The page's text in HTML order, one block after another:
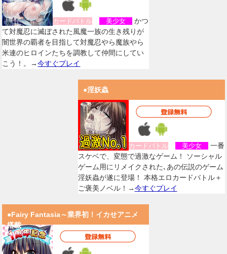
カードバトル 美少女
かつ
て対魔忍に滅ぼされた風魔一族の生き残りが
闇世界の覇者を目指して対魔忍やら魔族やら
米連のヒロインたちを調教して仲間にしてい
こう！。→今すぐプレイ
●淫妖蟲
カードバトル 美少女
一番
スケベで、変態で過激なゲーム！ ソーシャル
ゲーム用にリメイクされた､あの伝説のゲーム
淫妖蟲が遂に登場！ 本格エロカードバトル＋
ご褒美ノベル！→今すぐプレイ
●Fairy Fantasia～業界初！イカせアニメ
搭載